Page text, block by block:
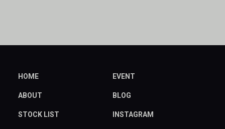
HOME
ABOUT
STOCK LIST
EVENT
BLOG
INSTAGRAM